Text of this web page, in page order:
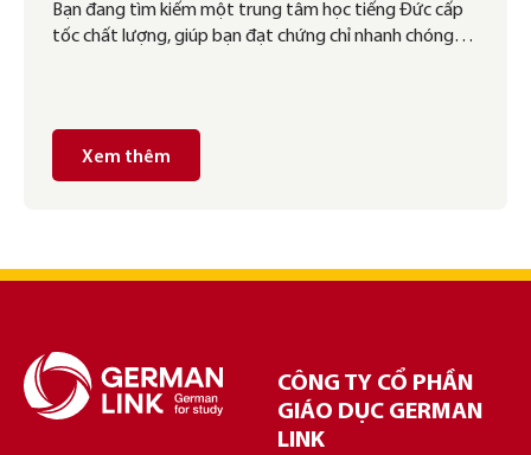
tốc uy tín, hiệu quả
Bạn đang tìm kiếm một trung tâm học tiếng Đức cấp
tốc chất lượng, giúp bạn đạt chứng chỉ nhanh chóng
Xem thêm
CÔNG TY CỔ PHẦN
GIÁO DỤC GERMAN
LINK